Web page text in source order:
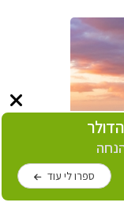
ספרו לי עוד